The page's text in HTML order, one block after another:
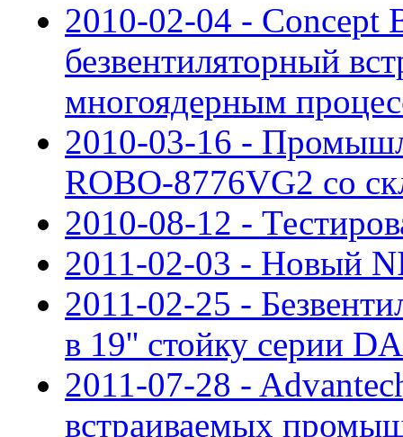
2010-02-04 - Concept
безвентиляторный
многоядерным
2010-03-16 -
ROBO-8776VG2 со
2010-08-12 -
2011-02-03 - Новый
2011-02-25 -
в 19'' стойку серии
2011-07-28 -
встраиваемых